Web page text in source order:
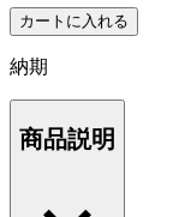
カートに入れる
納期
商品説明